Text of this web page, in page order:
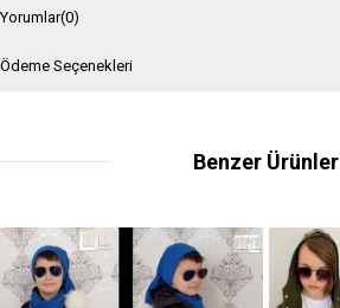
Yorumlar(0)
Ödeme Seçenekleri
Benzer Ürünler